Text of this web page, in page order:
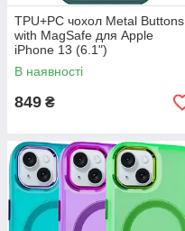
TPU+PC чохол Metal Buttons
with MagSafe для Apple
iPhone 13 (6.1")
В наявності
849 ₴